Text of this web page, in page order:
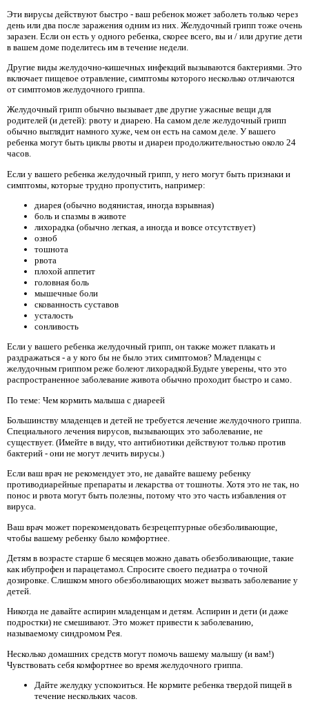
Эти вирусы действуют быстро - ваш ребенок может заболеть только через
день или два после заражения одним из них. Желудочный грипп тоже очень
заразен. Если он есть у одного ребенка, скорее всего, вы и / или другие дети
в вашем доме поделитесь им в течение недели.
Другие виды желудочно-кишечных инфекций вызываются бактериями. Это
включает пищевое отравление, симптомы которого несколько отличаются
от симптомов желудочного гриппа.
Желудочный грипп обычно вызывает две другие ужасные вещи для
родителей (и детей): рвоту и диарею. На самом деле желудочный грипп
обычно выглядит намного хуже, чем он есть на самом деле. У вашего
ребенка могут быть циклы рвоты и диареи продолжительностью около 24
часов.
Если у вашего ребенка желудочный грипп, у него могут быть признаки и
симптомы, которые трудно пропустить, например:
диарея (обычно водянистая, иногда взрывная)
боль и спазмы в животе
лихорадка (обычно легкая, а иногда и вовсе отсутствует)
озноб
тошнота
рвота
плохой аппетит
головная боль
мышечные боли
скованность суставов
усталость
сонливость
Если у вашего ребенка желудочный грипп, он также может плакать и
раздражаться - а у кого бы не было этих симптомов? Младенцы с
желудочным гриппом реже болеют лихорадкой.Будьте уверены, что это
распространенное заболевание живота обычно проходит быстро и само.
По теме: Чем кормить малыша с диареей
Большинству младенцев и детей не требуется лечение желудочного гриппа.
Специального лечения вирусов, вызывающих это заболевание, не
существует. (Имейте в виду, что антибиотики действуют только против
бактерий - они не могут лечить вирусы.)
Если ваш врач не рекомендует это, не давайте вашему ребенку
противодиарейные препараты и лекарства от тошноты. Хотя это не так, но
понос и рвота могут быть полезны, потому что это часть избавления от
вируса.
Ваш врач может порекомендовать безрецептурные обезболивающие,
чтобы вашему ребенку было комфортнее.
Детям в возрасте старше 6 месяцев можно давать обезболивающие, такие
как ибупрофен и парацетамол. Спросите своего педиатра о точной
дозировке. Слишком много обезболивающих может вызвать заболевание у
детей.
Никогда не давайте аспирин младенцам и детям. Аспирин и дети (и даже
подростки) не смешивают. Это может привести к заболеванию,
называемому синдромом Рея.
Несколько домашних средств могут помочь вашему малышу (и вам!)
Чувствовать себя комфортнее во время желудочного гриппа.
Дайте желудку успокоиться. Не кормите ребенка твердой пищей в
течение нескольких часов.